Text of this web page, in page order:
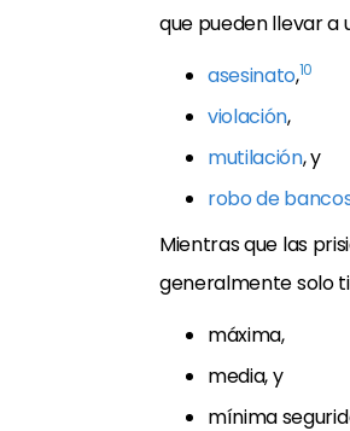
que pueden llevar a
asesinato,10
violación,
mutilación, y
robo de
Mientras que las
generalmente solo
máxima,
media, y
mínima